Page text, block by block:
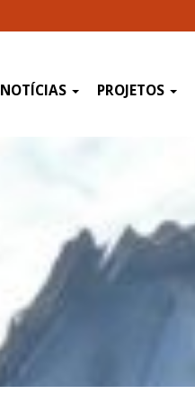
NOTÍCIAS PROJETOS